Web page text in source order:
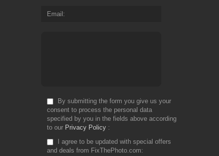
Email
By submitting the form you give us your
consent to process the personal data
specified by you in the fields above according
to our Privacy Policy
I agree to be updated with special offers
and deals from FixThePhoto.com